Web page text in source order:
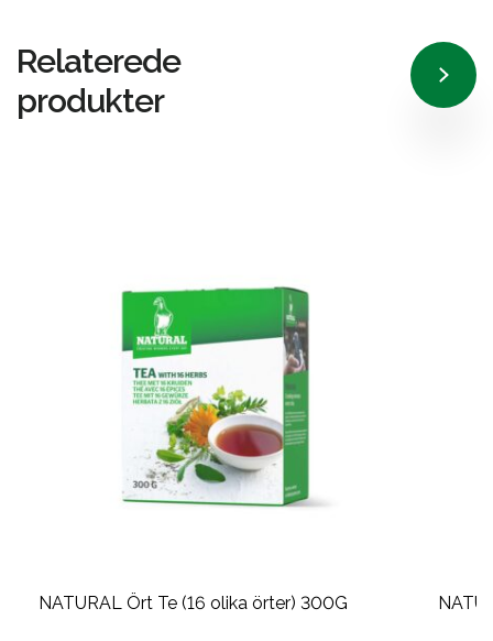
Relaterede
produkter
NATURAL Ört Te (16 olika örter) 300G